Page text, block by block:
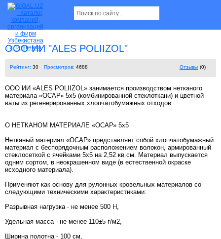
ООО ИИ "ALES POLIIZOL"
Рейтинг: 30 Просмотров: 4688 Отзывы (0)
ООО ИИ «ALES POLIIZOL» занимается производством нетканого
материала «ОСАР» 5х5 (комбинированной стеклоткани) и цветной
ваты из регенерированных хлопчатобумажных отходов.
О НЕТКАНОМ МАТЕРИАЛЕ «ОСАР» 5х5
Нетканый материал «ОСАР» представляет собой хлопчатобумажный
материал с беспорядочным расположением волокон, армированный
стеклосеткой с ячейками 5х5 на 2,52 кв.см. Материал выпускается
одним сортом, в неокрашенном виде (в естественной окраске
исходного материала).
Применяют как основу для рулонных кровельных материалов со
следующими техническими характеристиками:
Разрывная нагрузка - не менее 500 Н,
Удельная масса - не менее 110±5 г/м2,
Ширина полотна - 100 см,